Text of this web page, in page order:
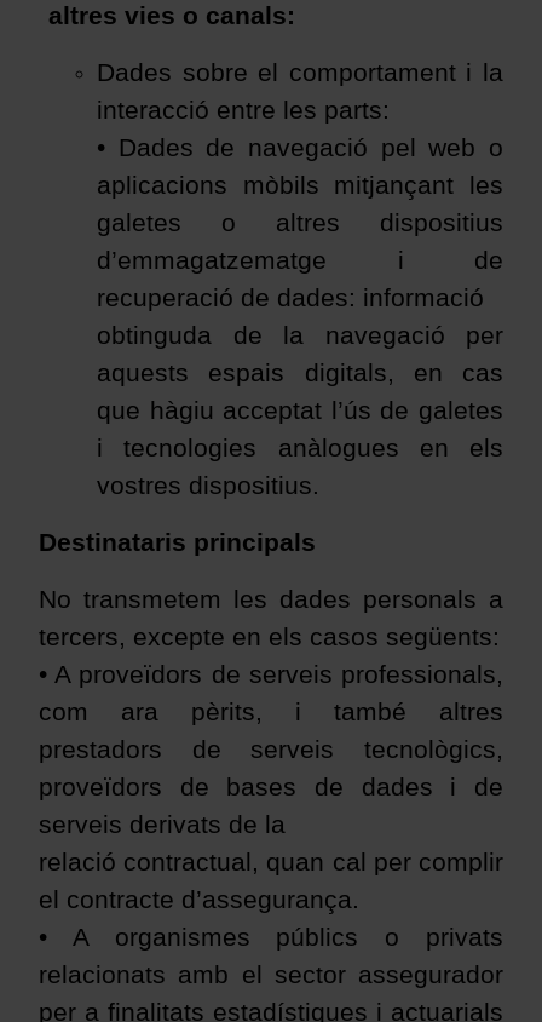
altres vies o canals:
Dades sobre el comportament i la
interacció entre les parts:
• Dades de navegació pel web o
aplicacions mòbils mitjançant les
galetes o altres dispositius
d’emmagatzematge i de
recuperació de dades: informació
obtinguda de la navegació per
aquests espais digitals, en cas
que hàgiu acceptat l’ús de galetes
i tecnologies anàlogues en els
vostres dispositius.
Destinataris principals
No transmetem les dades personals a
tercers, excepte en els casos següents:
• A proveïdors de serveis professionals,
com ara pèrits, i també altres
prestadors de serveis tecnològics,
proveïdors de bases de dades i de
serveis derivats de la
relació contractual, quan cal per complir
el contracte d’assegurança.
• A organismes públics o privats
relacionats amb el sector assegurador
per a finalitats estadístiques i actuarials